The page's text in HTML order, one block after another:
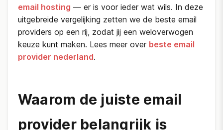
email hosting — er is voor ieder wat wils. In deze
uitgebreide vergelijking zetten we de beste email
providers op een rij, zodat jij een weloverwogen
keuze kunt maken. Lees meer over beste email
provider nederland.
Waarom de juiste email
provider belangrijk is